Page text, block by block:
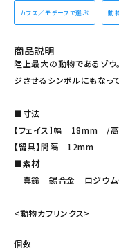
カフス相談室
カフス／モチーフで選ぶ 動
商品説明
陸上最大の動物であるゾウ
ジさせるシンボルにもなって
■寸法
【フェイス】幅
【留具】間隔 12mm
■素材
真鍮 錫合金 ロジウム・
<動物カフリンクス>
個数